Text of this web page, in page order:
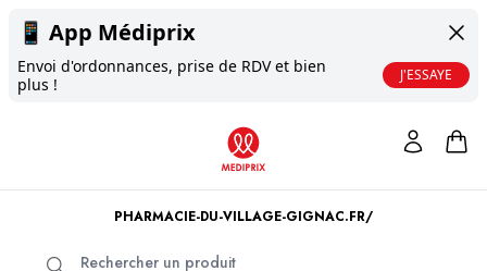
📱 App Médiprix
Envoi d'ordonnances, prise de RDV et bien
plus !
J'ESSAYE
PHARMACIE-DU-VILLAGE-GIGNAC.FR/